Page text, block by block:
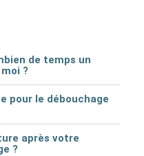
de temps un
?
pour le débouchage
après votre
?